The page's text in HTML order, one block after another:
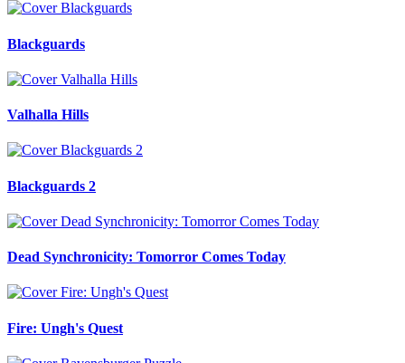
Blackguards
Valhalla Hills
Blackguards 2
Dead Synchronicity: Tomorror Comes Today
Fire: Ungh's Quest